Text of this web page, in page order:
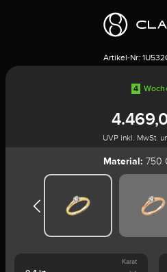
Artikel-Nr:
4
UVP inkl. MwSt.
Material: 750
Karat